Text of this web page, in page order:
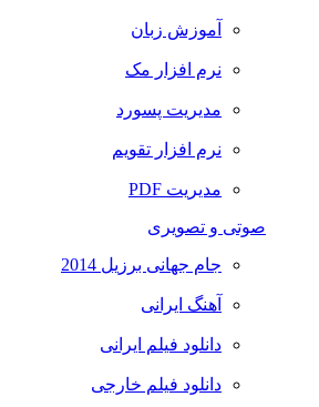
آموزش زبان
نرم افزار مک
مدیریت پسورد
نرم افزار تقویم
مدیریت PDF
صوتی و تصویری
جام جهانی برزیل 2014
آهنگ ایرانی
دانلود فیلم ایرانی
دانلود فیلم خارجی